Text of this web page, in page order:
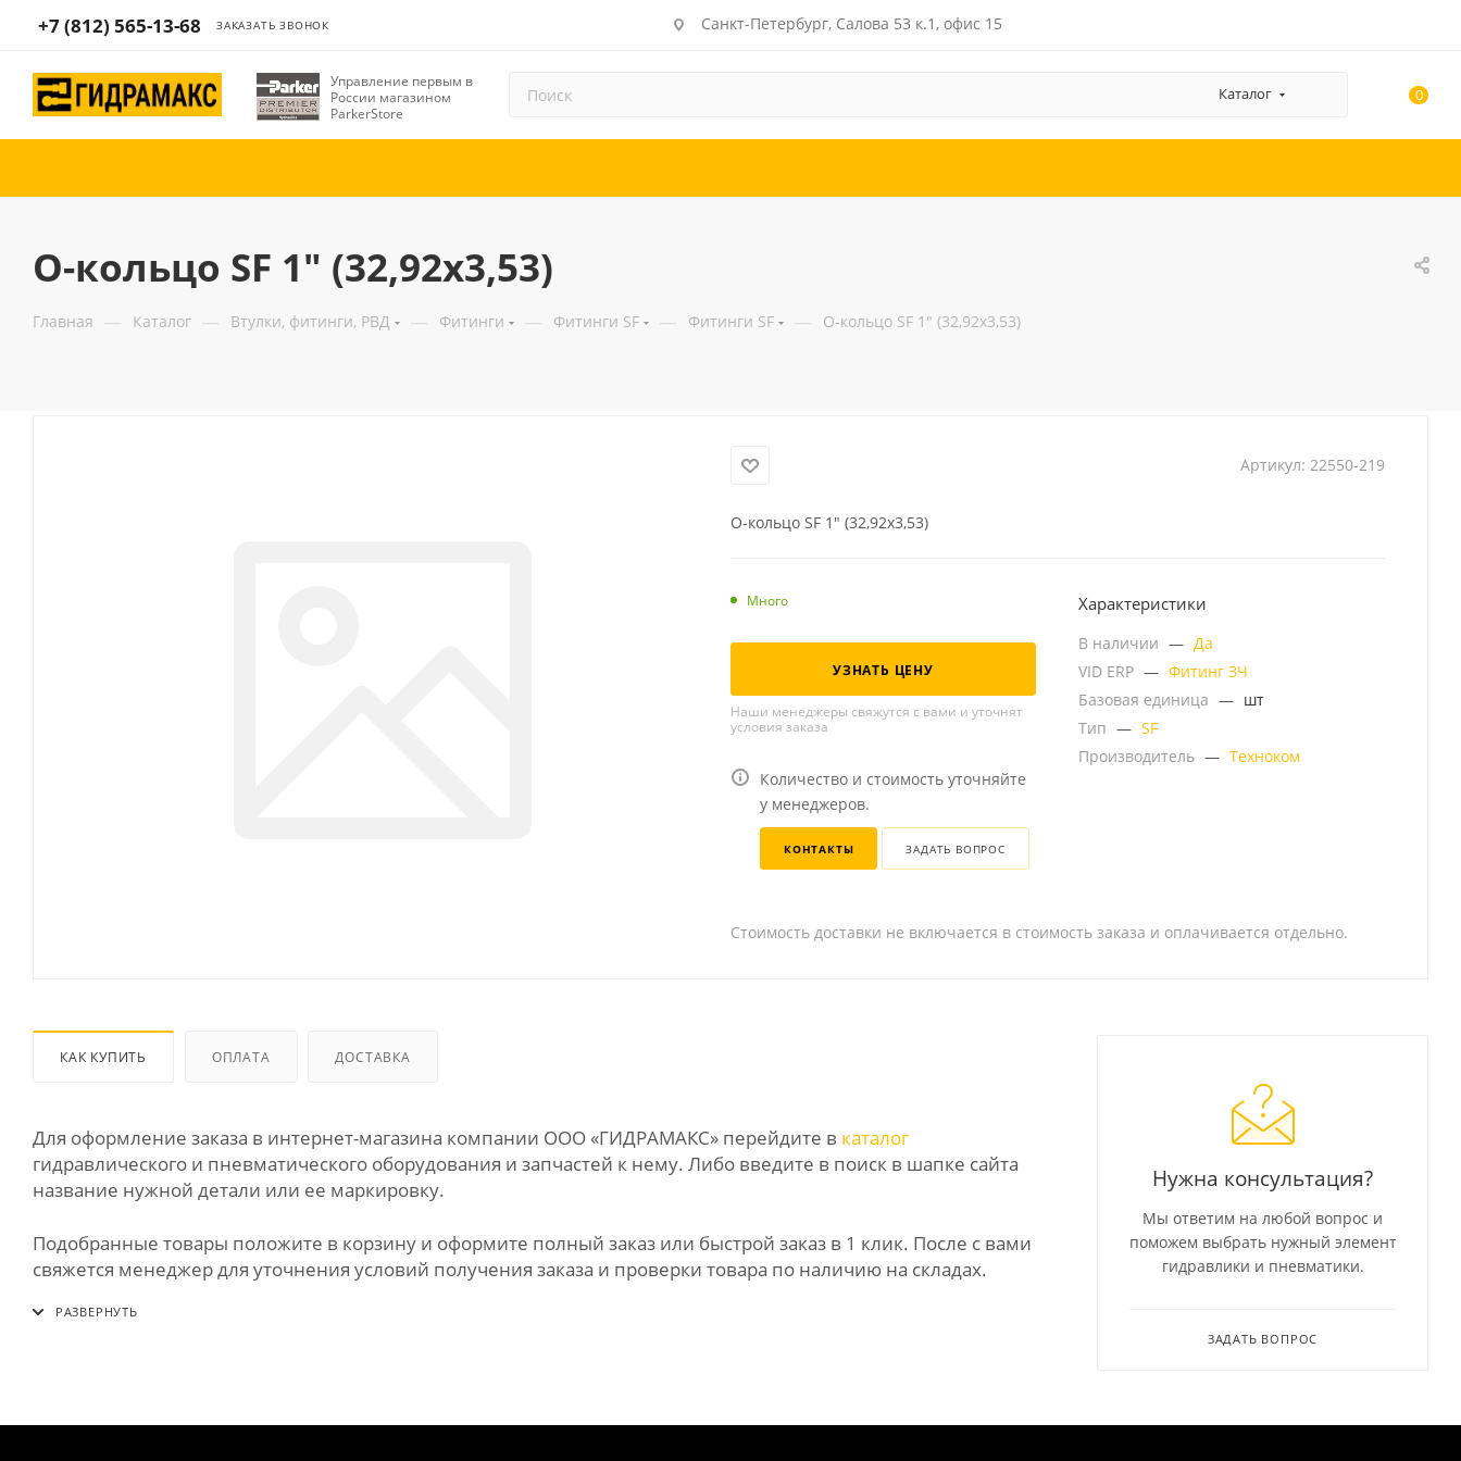
+7 (812) 565-13-68 ЗАКАЗАТЬ ЗВОНОК Санкт-Петербург, Салова 53 к.1, офис 15
Управление первым в
России магазином
ParkerStore
Каталог 0
О-кольцо SF 1" (32,92х3,53)
Главная — Каталог — Втулки, фитинги, РВД — Фитинги — Фитинги SF — Фитинги SF — О-кольцо SF 1" (32,92х3,53)
Артикул: 22550-219
О-кольцо SF 1" (32,92х3,53)
Много
УЗНАТЬ ЦЕНУ
Наши менеджеры свяжутся с вами и уточнят
условия заказа
Количество и стоимость уточняйте
у менеджеров.
КОНТАКТЫ ЗАДАТЬ ВОПРОС
Характеристики
В наличии — Да
VID ERP — Фитинг ЗЧ
Базовая единица — шт
Тип — SF
Производитель — Техноком
Стоимость доставки не включается в стоимость заказа и оплачивается отдельно.
КАК КУПИТЬ ОПЛАТА ДОСТАВКА
Для оформление заказа в интернет-магазина компании ООО «ГИДРАМАКС» перейдите в каталог
гидравлического и пневматического оборудования и запчастей к нему. Либо введите в поиск в шапке сайта
название нужной детали или ее маркировку.
Подобранные товары положите в корзину и оформите полный заказ или быстрой заказ в 1 клик. После с вами
свяжется менеджер для уточнения условий получения заказа и проверки товара по наличию на складах.
Нужна консультация?
Мы ответим на любой вопрос и
поможем выбрать нужный элемент
гидравлики и пневматики.
ЗАДАТЬ ВОПРОС